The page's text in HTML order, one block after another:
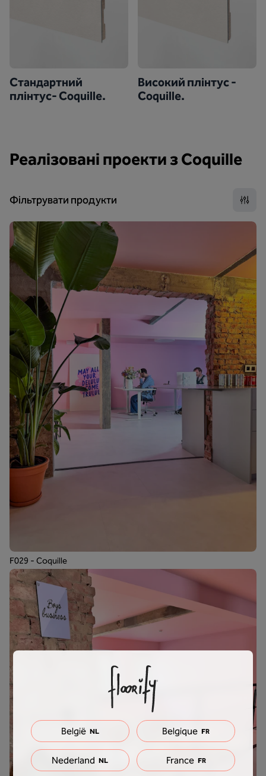
Стандартний
плінтус- Coquille.
Високий плінтус -
Coquille.
Реалізовані проекти з Coquille
Фільтрувати продукти
F029 - Coquille
België NL Belgique FR
Nederland NL France FR